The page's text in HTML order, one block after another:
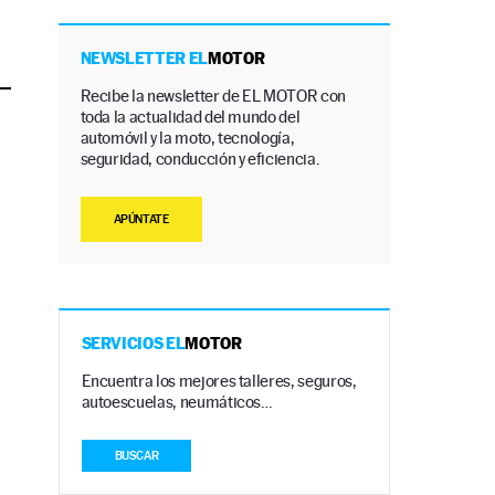
NEWSLETTER ELMOTOR
Recibe la newsletter de EL MOTOR con
toda la actualidad del mundo del
automóvil y la moto, tecnología,
seguridad, conducción y eficiencia.
APÚNTATE
SERVICIOS ELMOTOR
Encuentra los mejores talleres, seguros,
autoescuelas, neumáticos…
BUSCAR